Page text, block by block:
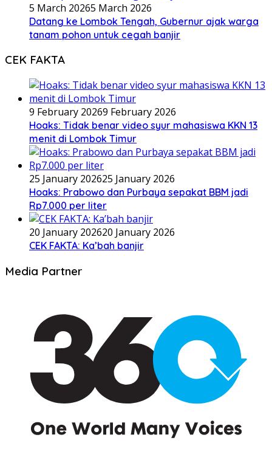
5 March 20265 March 2026
Datang ke Lombok Tengah, Gubernur ajak warga
tanam pohon untuk cegah banjir
CEK FAKTA
9 February 20269 February 2026
Hoaks: Tidak benar video syur mahasiswa KKN 13
menit di Lombok Timur
25 January 202625 January 2026
Hoaks: Prabowo dan Purbaya sepakat BBM jadi
Rp7.000 per liter
20 January 202620 January 2026
CEK FAKTA: Ka’bah banjir
Media Partner